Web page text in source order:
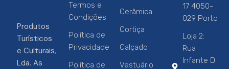
Produtos
Turísticos
e Culturais,
Lda. As
Termos e
Condições
Política de
Privacidade
Política de
Cerâmica
Cortiça
Calçado
Vestuário
17 4050-
029 Porto
Loja 2:
Rua
Infante D.